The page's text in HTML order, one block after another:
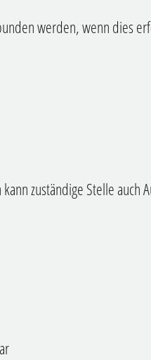
werden, wenn dies
zuständige Stelle auch